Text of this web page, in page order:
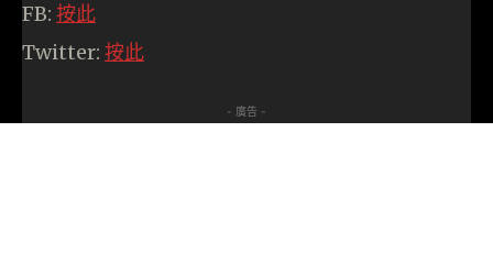
FB: 按此
Twitter: 按此
- 廣告 -